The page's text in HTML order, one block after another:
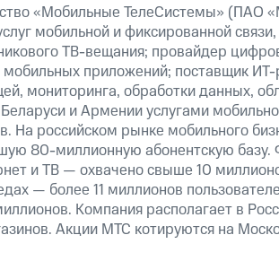
«Мобильные ТелеСистемы» (ПАО
мобильной и фиксированной
ТВ-вещания; провайдер
приложений; поставщик
мониторинга, обработки данных,
и Армении услугами
На российском рынке мобильного
80-миллионную абонентскую
и ТВ — охвачено свыше 10
— более 11 миллионов
Компания располагает в
Акции МТС котируются на